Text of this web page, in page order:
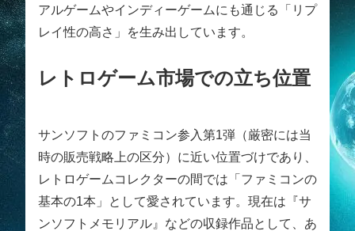
アルゲームやインディーゲームにも通じる「リプ
レイ性の高さ」を生み出しています。
レトロゲーム市場での立ち位置
サンソフトのファミコン参入第1弾（厳密には当
時の販売戦略上の区分）に近い位置づけであり、
レトロゲームコレクターの間では「ファミコンの
基本の1本」として愛されています。現在は『サ
ンソフトメモリアル』などの収録作品として、あ